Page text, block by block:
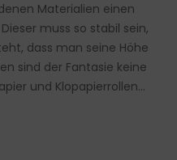
Materialien einen
muss so stabil sein,
dass man seine Höhe
sind der Fantasie keine
und Klopapierrollen…